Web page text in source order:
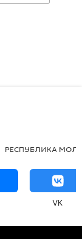
РЕСПУБЛИКА
VK